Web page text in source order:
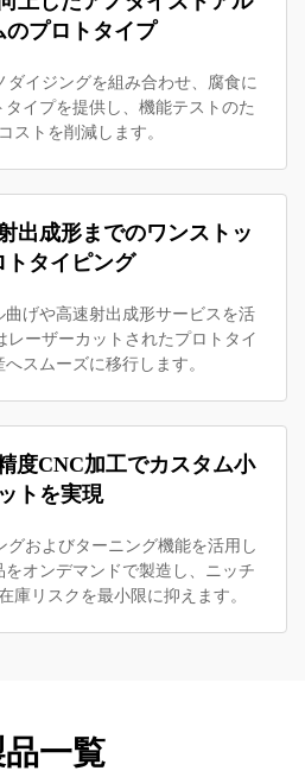
のプロトタイプ
イジングを組み合わせ、腐食に
イプを提供し、機能テストのた
ストを削減します。
出成形までのワンストッ
トタイピング
げや高速射出成形サービスを活
ーザーカットされたプロトタイ
スムーズに移行します。
度CNC加工でカスタム小
トを実現
およびターニング機能を活用し
オンデマンドで製造し、ニッチ
庫リスクを最小限に抑えます。
一覧